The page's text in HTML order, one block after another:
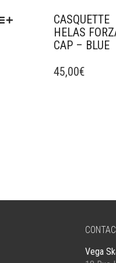
CASQUETTE
HELAS
CAP – BLUE
45,00€
Vega